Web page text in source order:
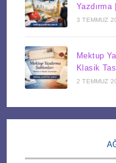
3 TEMMUZ
Mektup
Klasik
2 TEMMUZ